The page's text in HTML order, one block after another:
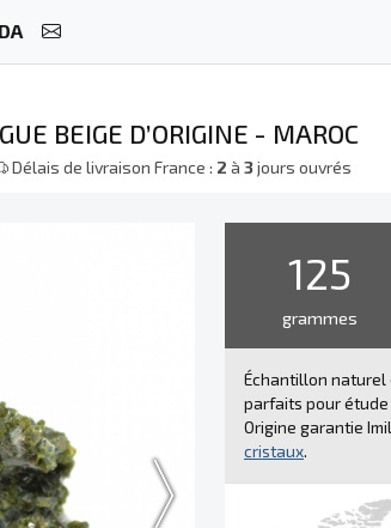
BEIGE D’ORIGINE - MAROC
Délais de livraison France : 2 à3jours ouvrés
125
grammes
Échantillon naturel
parfaits pour
Origine garantie
cristaux.